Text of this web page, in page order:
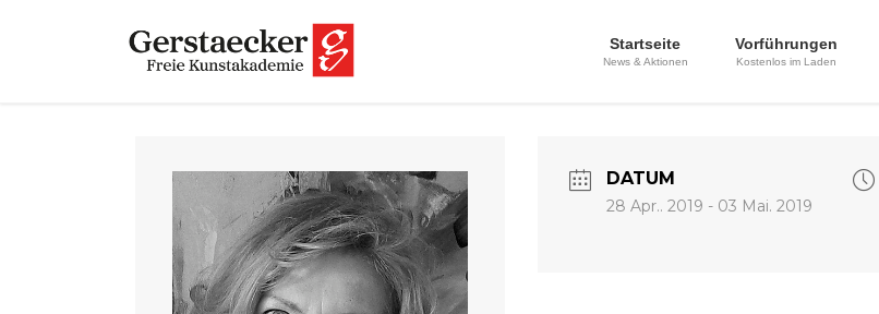
Startseite
News & Aktionen
Vorführungen
Kostenlos im Laden
DATUM
28 Apr.. 2019 - 03 Mai. 2019